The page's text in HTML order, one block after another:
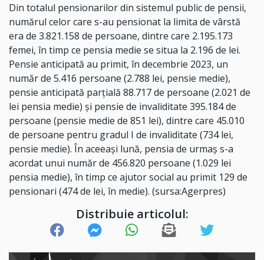
Din totalul pensionarilor din sistemul public de pensii,
numărul celor care s-au pensionat la limita de vârstă
era de 3.821.158 de persoane, dintre care 2.195.173
femei, în timp ce pensia medie se situa la 2.196 de lei.
Pensie anticipată au primit, în decembrie 2023, un
număr de 5.416 persoane (2.788 lei, pensie medie),
pensie anticipată parţială 88.717 de persoane (2.021 de
lei pensia medie) şi pensie de invaliditate 395.184 de
persoane (pensie medie de 851 lei), dintre care 45.010
de persoane pentru gradul I de invaliditate (734 lei,
pensie medie). În aceeaşi lună, pensia de urmaş s-a
acordat unui număr de 456.820 persoane (1.029 lei
pensia medie), în timp ce ajutor social au primit 129 de
pensionari (474 de lei, în medie). (sursa:Agerpres)
Distribuie articolul: